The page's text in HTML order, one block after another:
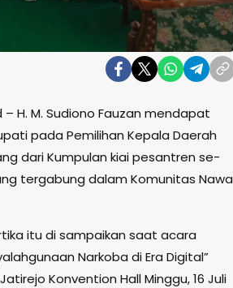
H. M. Sudiono Fauzan mendapat
pada Pemilihan Kepala Daerah
dari Kumpulan kiai pesantren se-
tergabung dalam Komunitas Nawa
itu di sampaikan saat acara
Narkoba di Era Digital”
Konvention Hall Minggu, 16 Juli